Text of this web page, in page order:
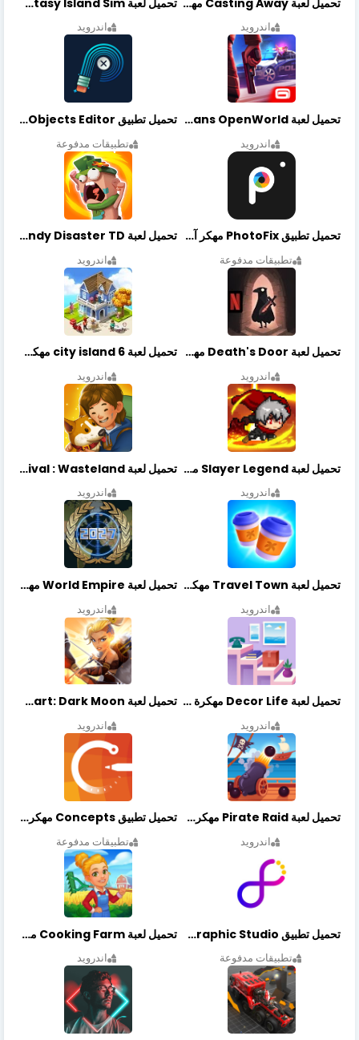
اندرويد اندرويد
تحميل لعبة Gangstar New Orleans OpenWorld مهكرة أخر إصدار
اندرويد
تحميل تطبيق Retouch Remove Objects Editor مهكرة اخر إصدار
تطبيقات مدفوعة
تحميل تطبيق PhotoFix مهكر آخر إصدار
تطبيقات مدفوعة
تحميل لعبة Candy Disaster TD مهكرة اخر إصدار
اندرويد
تحميل لعبة Death's Door مهكرة أخر إصدار
اندرويد
تحميل لعبة city island 6 مهكرة أخر إصدار
اندرويد
تحميل لعبة Slayer Legend مهكرة أخر إصدار
اندرويد
تحميل لعبة Merge Survival : Wasteland مهكرة أخر إصدار
اندرويد
تحميل لعبة Travel Town مهكرة أخر إصدار
اندرويد
تحميل لعبة World Empire مهكرة أخر إصدار
اندرويد
تحميل لعبة Decor Life مهكرة أخر إصدار
اندرويد
تحميل لعبة Lionheart: Dark Moon مهكرة أخر إصدار
اندرويد
تحميل لعبة Pirate Raid مهكرة أخر إصدار
اندرويد
تحميل تطبيق Concepts مهكر أخر إصدار
تطبيقات مدفوعة
تحميل تطبيق Graphic Studio مهكر أخر إصدار
تطبيقات مدفوعة
تحميل لعبة Cooking Farm مهكرة أخر إصدار
اندرويد